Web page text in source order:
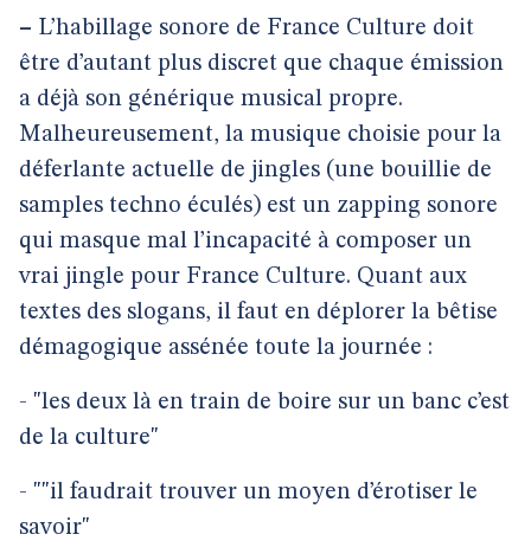
– L’habillage sonore de France Culture doit
être d’autant plus discret que chaque émission
a déjà son générique musical propre.
Malheureusement, la musique choisie pour la
déferlante actuelle de jingles (une bouillie de
samples techno éculés) est un zapping sonore
qui masque mal l’incapacité à composer un
vrai jingle pour France Culture. Quant aux
textes des slogans, il faut en déplorer la bêtise
démagogique assénée toute la journée :
- "les deux là en train de boire sur un banc c’est
de la culture"
- ""il faudrait trouver un moyen d’érotiser le
savoir"